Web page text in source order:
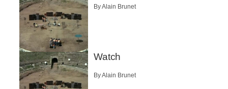
By Alain Brunet
Watch
By Alain Brunet